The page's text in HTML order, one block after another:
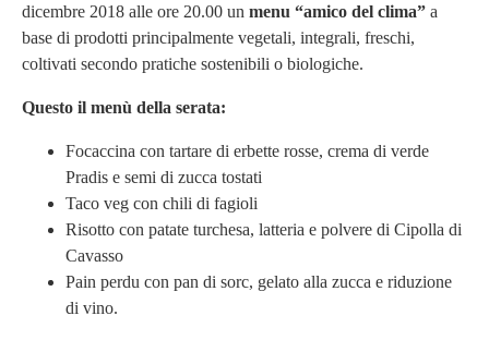
dicembre 2018 alle ore 20.00 un menu “amico del clima” a
base di prodotti principalmente vegetali, integrali, freschi,
coltivati secondo pratiche sostenibili o biologiche.
Questo il menù della serata:
Focaccina con tartare di erbette rosse, crema di verde
Pradis e semi di zucca tostati
Taco veg con chili di fagioli
Risotto con patate turchesa, latteria e polvere di Cipolla di
Cavasso
Pain perdu con pan di sorc, gelato alla zucca e riduzione
di vino.